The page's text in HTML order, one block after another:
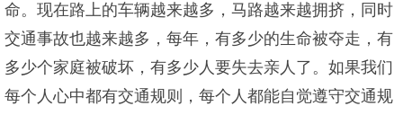
命。现在路上的车辆越来越多，马路越来越拥挤，同时
交通事故也越来越多，每年，有多少的生命被夺走，有
多少个家庭被破坏，有多少人要失去亲人了。如果我们
每个人心中都有交通规则，每个人都能自觉遵守交通规